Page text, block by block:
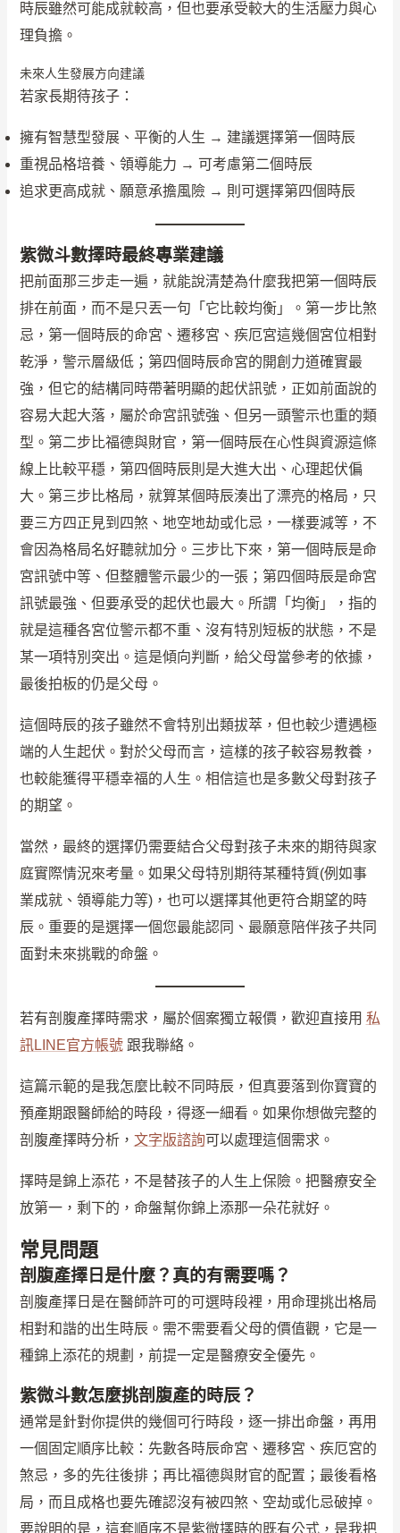
時辰雖然可能成就較高，但也要承受較大的生活壓力與心
理負擔。
未來人生發展方向建議
若家長期待孩子：
擁有智慧型發展、平衡的人生 → 建議選擇第一個時辰
重視品格培養、領導能力 → 可考慮第二個時辰
追求更高成就、願意承擔風險 → 則可選擇第四個時辰
紫微斗數擇時最終專業建議
把前面那三步走一遍，就能說清楚為什麼我把第一個時辰
排在前面，而不是只丟一句「它比較均衡」。第一步比煞
忌，第一個時辰的命宮、遷移宮、疾厄宮這幾個宮位相對
乾淨，警示層級低；第四個時辰命宮的開創力道確實最
強，但它的結構同時帶著明顯的起伏訊號，正如前面說的
容易大起大落，屬於命宮訊號強、但另一頭警示也重的類
型。第二步比福德與財官，第一個時辰在心性與資源這條
線上比較平穩，第四個時辰則是大進大出、心理起伏偏
大。第三步比格局，就算某個時辰湊出了漂亮的格局，只
要三方四正見到四煞、地空地劫或化忌，一樣要減等，不
會因為格局名好聽就加分。三步比下來，第一個時辰是命
宮訊號中等、但整體警示最少的一張；第四個時辰是命宮
訊號最強、但要承受的起伏也最大。所謂「均衡」，指的
就是這種各宮位警示都不重、沒有特別短板的狀態，不是
某一項特別突出。這是傾向判斷，給父母當參考的依據，
最後拍板的仍是父母。
這個時辰的孩子雖然不會特別出類拔萃，但也較少遭遇極
端的人生起伏。對於父母而言，這樣的孩子較容易教養，
也較能獲得平穩幸福的人生。相信這也是多數父母對孩子
的期望。
當然，最終的選擇仍需要結合父母對孩子未來的期待與家
庭實際情況來考量。如果父母特別期待某種特質(例如事
業成就、領導能力等)，也可以選擇其他更符合期望的時
辰。重要的是選擇一個您最能認同、最願意陪伴孩子共同
面對未來挑戰的命盤。
若有剖腹產擇時需求，屬於個案獨立報價，歡迎直接用 私
訊LINE官方帳號跟我聯絡。
這篇示範的是我怎麼比較不同時辰，但真要落到你寶寶的
預產期跟醫師給的時段，得逐一細看。如果你想做完整的
剖腹產擇時分析， 文字版諮詢可以處理這個需求。
擇時是錦上添花，不是替孩子的人生上保險。把醫療安全
放第一，剩下的，命盤幫你錦上添那一朵花就好。
常見問題
剖腹產擇日是什麼？真的有需要嗎？
剖腹產擇日是在醫師許可的可選時段裡，用命理挑出格局
相對和諧的出生時辰。需不需要看父母的價值觀，它是一
種錦上添花的規劃，前提一定是醫療安全優先。
紫微斗數怎麼挑剖腹產的時辰？
通常是針對你提供的幾個可行時段，逐一排出命盤，再用
一個固定順序比較：先數各時辰命宮、遷移宮、疾厄宮的
煞忌，多的先往後排；再比福德與財官的配置；最後看格
局，而且成格也要先確認沒有被四煞、空劫或化忌破掉。
要說明的是，這套順序不是紫微擇時的既有公式，是我把